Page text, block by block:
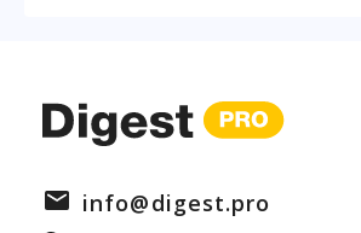
info@digest.pro